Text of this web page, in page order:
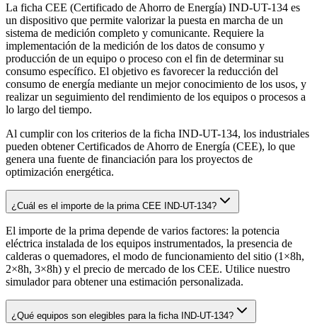
La ficha CEE (Certificado de Ahorro de Energía) IND-UT-134 es
un dispositivo que permite valorizar la puesta en marcha de un
sistema de medición completo y comunicante. Requiere la
implementación de la medición de los datos de consumo y
producción de un equipo o proceso con el fin de determinar su
consumo específico. El objetivo es favorecer la reducción del
consumo de energía mediante un mejor conocimiento de los usos, y
realizar un seguimiento del rendimiento de los equipos o procesos a
lo largo del tiempo.
Al cumplir con los criterios de la ficha IND-UT-134, los industriales
pueden obtener Certificados de Ahorro de Energía (CEE), lo que
genera una fuente de financiación para los proyectos de
optimización energética.
¿Cuál es el importe de la prima CEE IND-UT-134?
El importe de la prima depende de varios factores: la potencia
eléctrica instalada de los equipos instrumentados, la presencia de
calderas o quemadores, el modo de funcionamiento del sitio (1×8h,
2×8h, 3×8h) y el precio de mercado de los CEE. Utilice nuestro
simulador para obtener una estimación personalizada.
¿Qué equipos son elegibles para la ficha IND-UT-134?